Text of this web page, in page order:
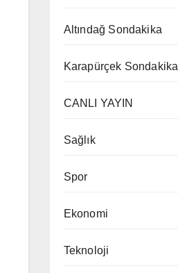
Altındağ Sondakika
Karapürçek Sondakika
CANLI YAYIN
Sağlık
Spor
Ekonomi
Teknoloji